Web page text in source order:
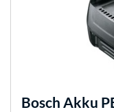
Bosch Akku